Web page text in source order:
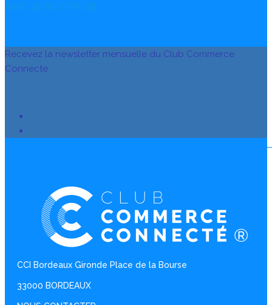
AVEC LE SOUTIEN DE
Recevez la newsletter mensuelle du Club Commerce
Connecté
CCI Bordeaux Gironde Place de la Bourse
33000 BORDEAUX